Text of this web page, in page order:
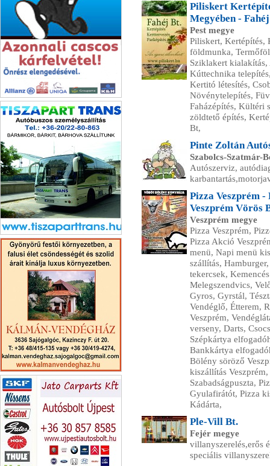
OTI-GLASS KFT.
Tiszapart Trans
Kálmán Vendégház
Piliskert
Megyében -
Pest megye
Piliskert, Kertépítés,
földmunka,
Sziklakert kialakítás,
Kúttechnika
Kertitó létesítés,
Növénytelepítés,
Faházépítés, Kültéri
zöldtető építés,
Bt,
Pinte Zoltán
Szabolcs-Szatmár-
Autószerviz,
Pizza Veszprém
Veszprém Vörös
Veszprém megye
Pizza Veszprém,
Pizza Akció
menü, Napi menü
szállítás,
tekercsek,
Melegszendvics,
Gyros, Gyrstál,
Vendéglő, Étterem,
Veszprém,
verseny, Darts,
Szépkártya
Bankkártya
Bölény söröző
kiszállítás
Szabadságpuszta,
Gyulafirátót, Pizza
Kádárta,
Ple-Vill Bt.
Fejér megye
villanyszerelés,erős
speciális